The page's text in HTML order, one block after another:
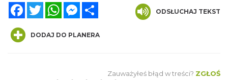
FacebookTwitterWhatsAppMessenger
ODSŁUCHAJ TEKST
DODAJ DO PLANERA
Zauważyłeś błąd w treści? ZGŁOŚ